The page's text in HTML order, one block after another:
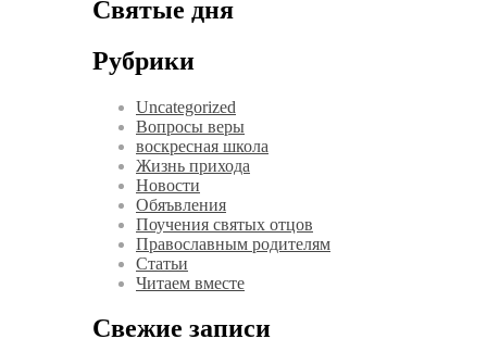
Святые дня
Рубрики
Uncategorized
Вопросы веры
воскресная школа
Жизнь прихода
Новости
Обяъвления
Поучения святых отцов
Православным родителям
Статьи
Читаем вместе
Свежие записи